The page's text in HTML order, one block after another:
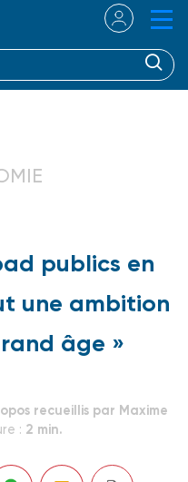
publics en
une ambition
âge »
recueillis par Maxime
: 2 min.